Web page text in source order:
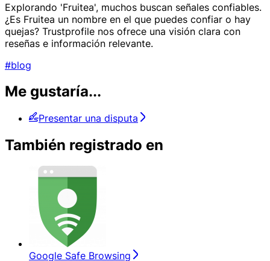
Explorando 'Fruitea', muchos buscan señales confiables.
¿Es Fruitea un nombre en el que puedes confiar o hay
quejas? Trustprofile nos ofrece una visión clara con
reseñas e información relevante.
#blog
Me gustaría...
Presentar una disputa
También registrado en
Google Safe Browsing